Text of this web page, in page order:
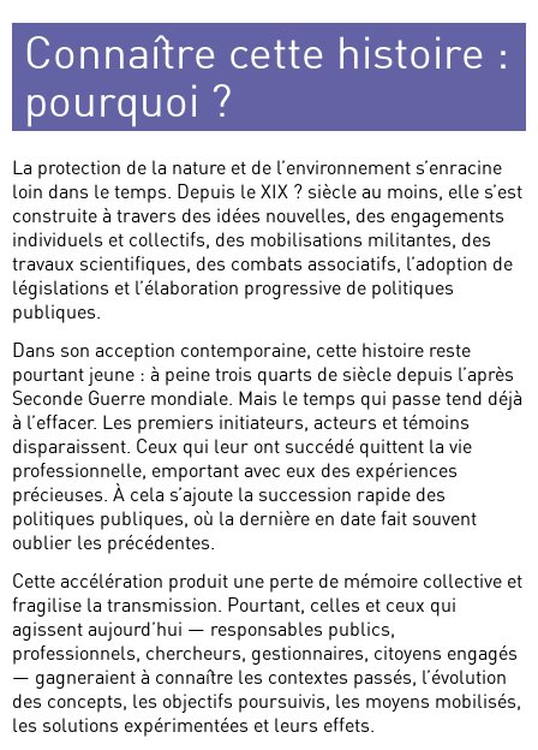
Connaître cette histoire :
pourquoi ?
La protection de la nature et de l’environnement s’enracine
loin dans le temps. Depuis le XIX ? siècle au moins, elle s’est
construite à travers des idées nouvelles, des engagements
individuels et collectifs, des mobilisations militantes, des
travaux scientifiques, des combats associatifs, l’adoption de
législations et l’élaboration progressive de politiques
publiques.
Dans son acception contemporaine, cette histoire reste
pourtant jeune : à peine trois quarts de siècle depuis l’après
Seconde Guerre mondiale. Mais le temps qui passe tend déjà
à l’effacer. Les premiers initiateurs, acteurs et témoins
disparaissent. Ceux qui leur ont succédé quittent la vie
professionnelle, emportant avec eux des expériences
précieuses. À cela s’ajoute la succession rapide des
politiques publiques, où la dernière en date fait souvent
oublier les précédentes.
Cette accélération produit une perte de mémoire collective et
fragilise la transmission. Pourtant, celles et ceux qui
agissent aujourd’hui — responsables publics,
professionnels, chercheurs, gestionnaires, citoyens engagés
— gagneraient à connaître les contextes passés, l’évolution
des concepts, les objectifs poursuivis, les moyens mobilisés,
les solutions expérimentées et leurs effets.